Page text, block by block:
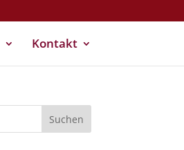
Kontakt